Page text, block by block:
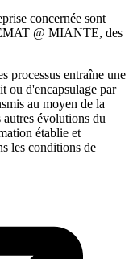
concernée sont
@ MIANTE, des
processus entraîne une
ou d'encapsulage par
au moyen de la
évolutions du
établie et
les conditions de